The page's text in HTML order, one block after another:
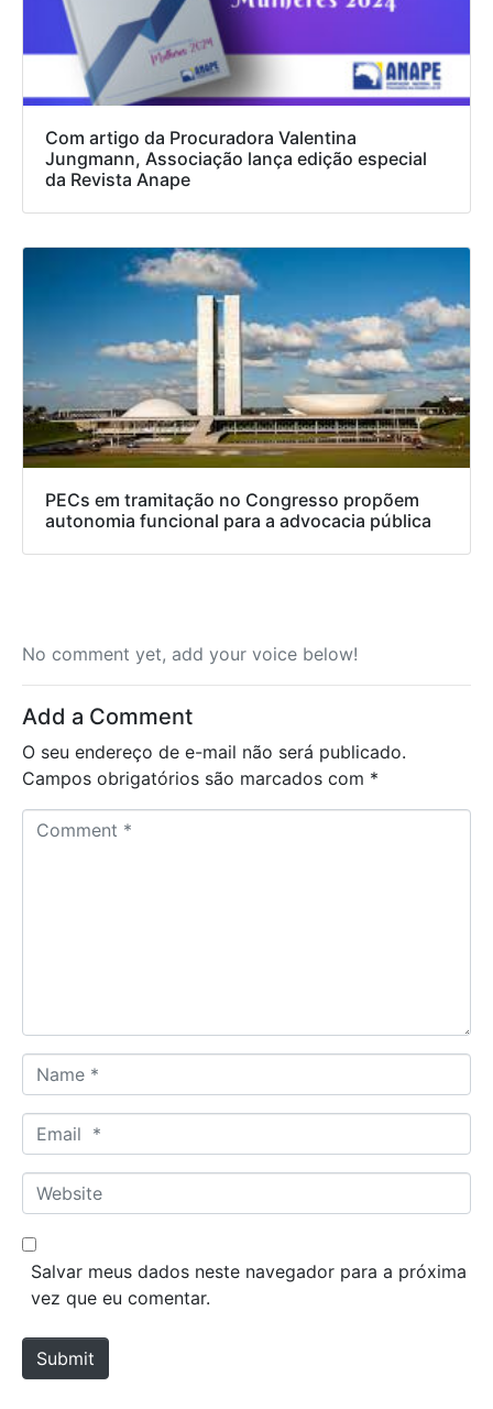
Com artigo da Procuradora Valentina
Jungmann, Associação lança edição especial
da Revista Anape
PECs em tramitação no Congresso propõem
autonomia funcional para a advocacia pública
No comment yet, add your voice below!
Add a Comment
O seu endereço de e-mail não será publicado.
Campos obrigatórios são marcados com *
a
m
*
m
a
*
W
e
b
e
Salvar meus dados neste navegador para a próxima
vez que eu comentar.
Submit